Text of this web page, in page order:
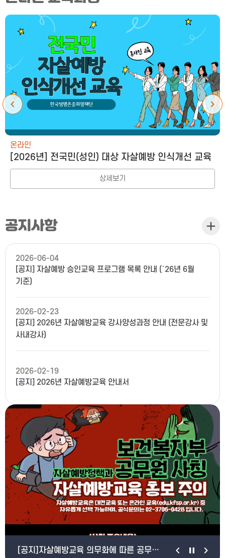
온라인
[2026년] 전국민(성인) 대상 자살예방 인식개선 교육
상세보기
공지사항 공지
[공지] 자살예방 승인교육 프로그램 목록 안내 (`26년 6월
기준)
2026-06-04
[공지] 2026년 자살예방교육 강사양성과정 안내 (전문강사 및
사내강사)
2026-02-23
[공지] 2026년 자살예방교육 안내서
2026-02-19
[공지]자살예방교육 의무화에 따른 공무원 사칭 주의 이전 슬라
슬라이